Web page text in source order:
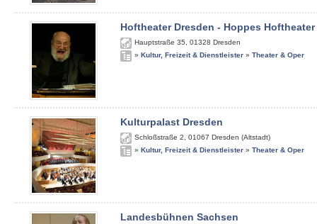
Hoftheater Dresden - Hoppes Hoftheater
Hauptstraße 35 01328 Dresden
» Kultur, Freizeit & Dienstleister » Theater & Oper
Kulturpalast Dresden
Schloßstraße 2 01067 Dresden (Altstadt)
» Kultur, Freizeit & Dienstleister » Theater & Oper
Landesbühnen Sachsen